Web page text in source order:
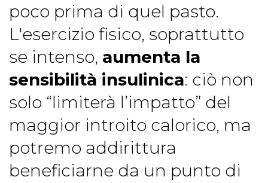
poco prima di quel pasto.
L'esercizio fisico, soprattutto
se intenso, aumenta la
sensibilità insulinica: ciò non
solo “limiterà l’impatto” del
maggior introito calorico, ma
potremo addirittura
beneficiarne da un punto di